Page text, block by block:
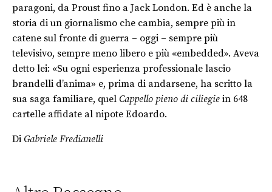
paragoni, da Proust fino a Jack London. Ed è anche la
storia di un giornalismo che cambia, sempre più in
catene sul fronte di guerra – oggi – sempre più
televisivo, sempre meno libero e più «embedded». Aveva
detto lei: «Su ogni esperienza professionale lascio
brandelli d’anima» e, prima di andarsene, ha scritto la
sua saga familiare, quel Cappello pieno di ciliegie in 648
cartelle affidate al nipote Edoardo.
Di Gabriele Fredianelli